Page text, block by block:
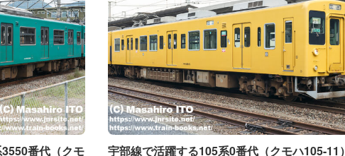
番代（クモ 宇部線で活躍する105系0番代（クモハ105-11）